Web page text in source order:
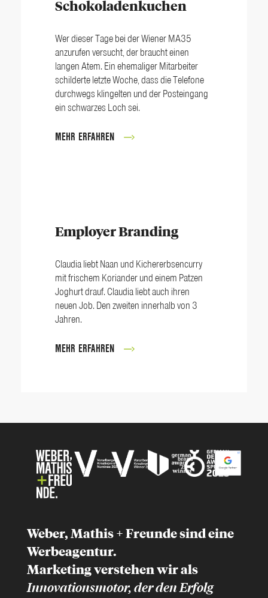
Schokoladenkuchen
Wer dieser Tage bei der Wiener MA35
anzurufen versucht, der braucht einen
langen Atem. Ein ehemaliger Mitarbeiter
schilderte letzte Woche, dass die Telefone
durchwegs klingelten und der Posteingang
ein schwarzes Loch sei.
MEHR ERFAHREN
Employer Branding
Claudia liebt Naan und Kicher­­­­erbsen­curry
mit frischem Koriander und einem Patzen
Joghurt drauf. Claudia liebt auch ihren
neuen Job. Den zweiten innerhalb von 3
Jahren.
MEHR ERFAHREN
Weber, Mathis + Freunde sind eine
Werbeagentur.
Marketingverstehen wir als
Innovationsmotor, derden Erfolg